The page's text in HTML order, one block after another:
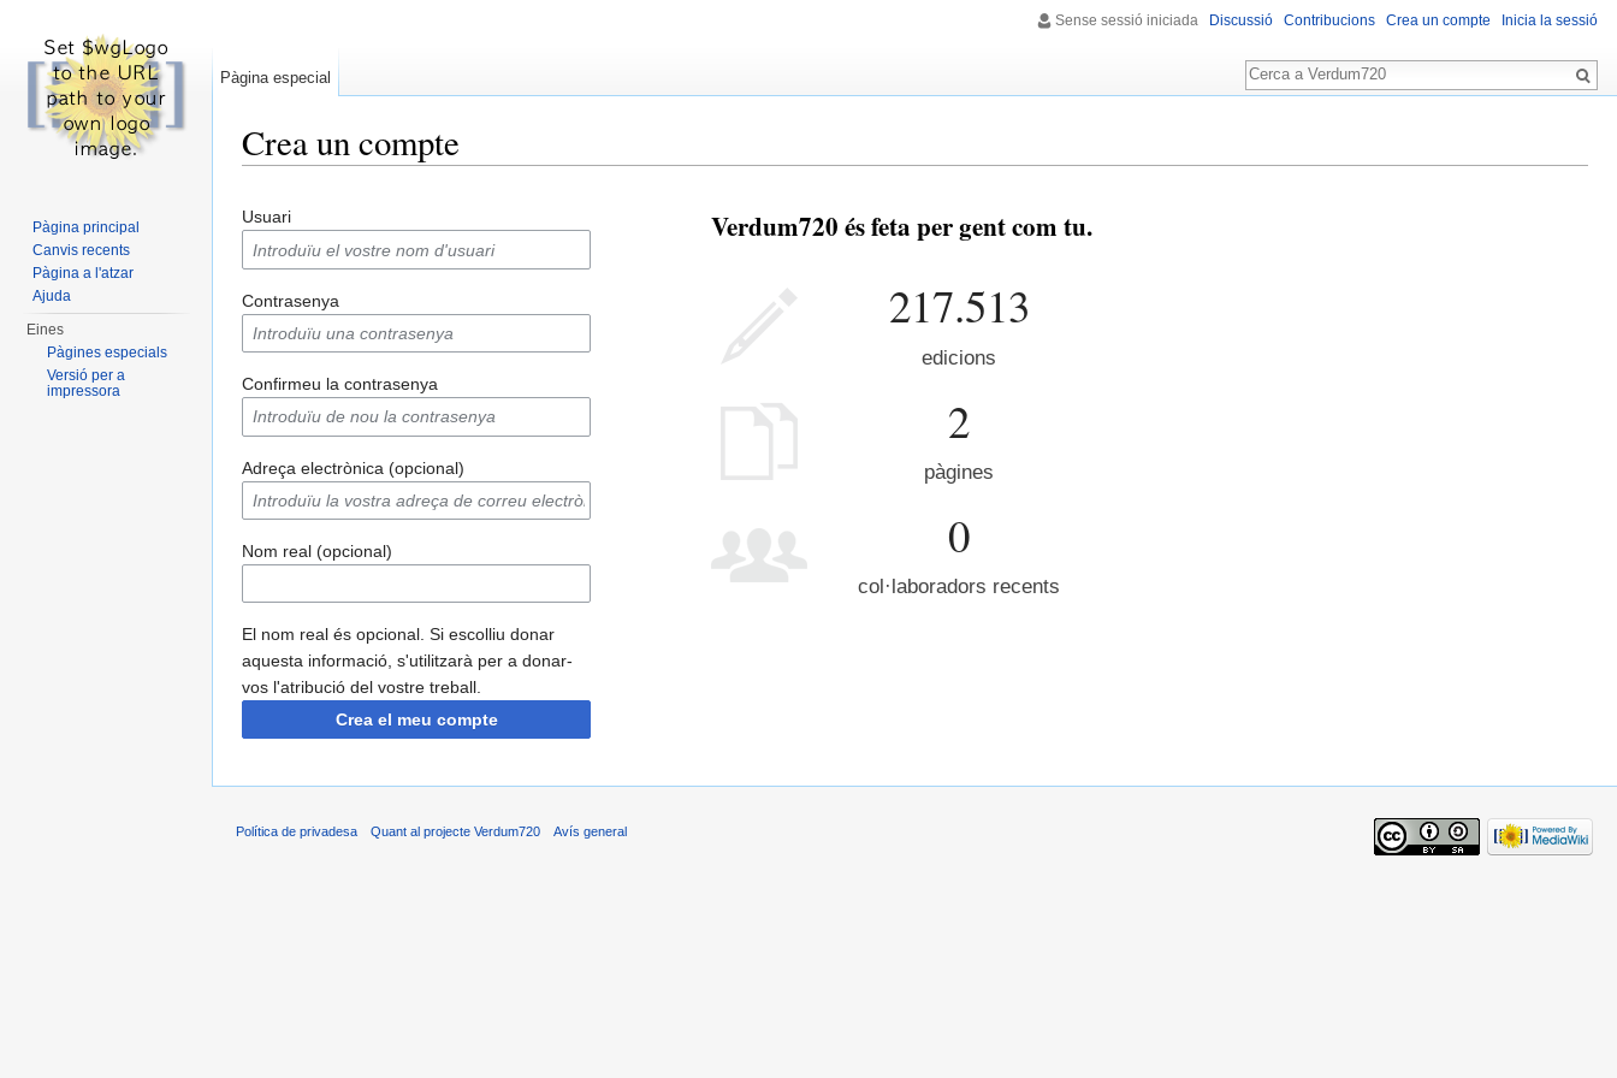
Crea un compte
Usuari
Contrasenya
Confirmeu la contrasenya
Adreça electrònica (opcional)
Nom real (opcional)
El nom real és opcional. Si escolliu donar
aquesta informació, s'utilitzarà per a donar-
vos l'atribució del vostre treball.
Crea el meu compte
Verdum720 és feta per gent com tu.
217.513
edicions
2
pàgines
0
col·laboradors recents
Sense sessió iniciada Discussió Contribucions Crea un compte Inicia la sessió
Pàgina especial
Cerca
Pàgina principal
Canvis recents
Pàgina a l'atzar
Ajuda
Eines
Pàgines especials
Versió per a
impressora
Política de privadesa Quant al projecte Verdum720 Avís general